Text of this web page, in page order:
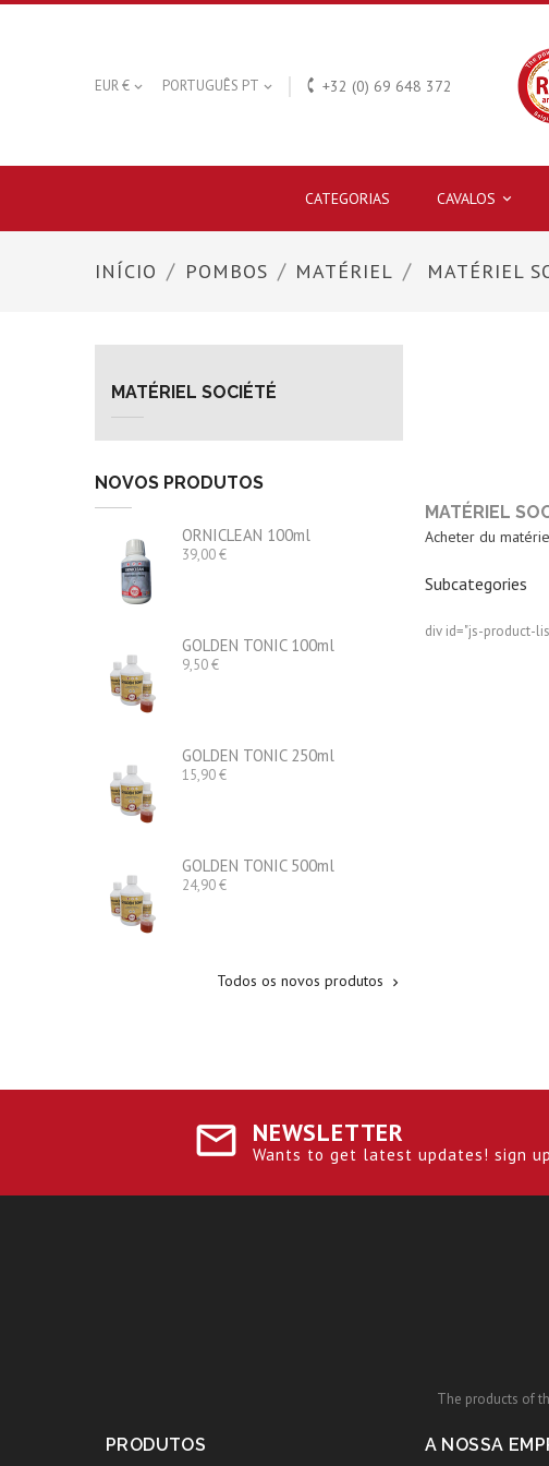
EUR €  PORTUGUÊS PT   +32 (0) 69 648 372
CATEGORIAS 
CAVALOS
INÍCIO POMBOS MATÉRIEL MATÉRIEL
MATÉRIEL SOCIÉTÉ
NOVOS PRODUTOS
ORNICLEAN 100ml
39,00 €Preço
GOLDEN TONIC 100ml
9,50 €Preço
GOLDEN TONIC 250ml
15,90 €Preço
GOLDEN TONIC 500ml
24,90 €Preço
Todos os novos produtos 
MATÉRIEL
Acheter du
Subcategories
div id="js-product-
NEWSLETTER
Wants to get latest updates! sign
The products of
PRODUTOS A NOSSA